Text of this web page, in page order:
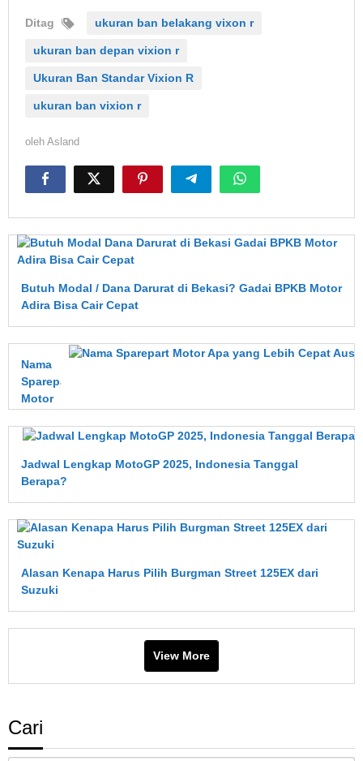
Ditag ukuran ban belakang vixon r
ukuran ban depan vixion r
Ukuran Ban Standar Vixion R
ukuran ban vixion r
oleh Asland
Butuh Modal / Dana Darurat di Bekasi? Gadai BPKB Motor
Adira Bisa Cair Cepat
Nama
Sparepart
Motor
yang
Cepat
Aus?
Ini
Penjelasan
Lengkapnya
Jadwal Lengkap MotoGP 2025, Indonesia Tanggal
Berapa?
Alasan Kenapa Harus Pilih Burgman Street 125EX dari
Suzuki
View More
Cari